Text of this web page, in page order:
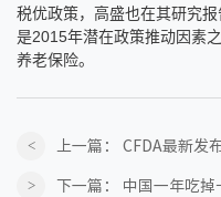
税优政策，高盛也在其研究
是2015年潜在政策推动因素
养老保险。
上一篇： CFDA最新发
下一篇： 中国一年吃掉